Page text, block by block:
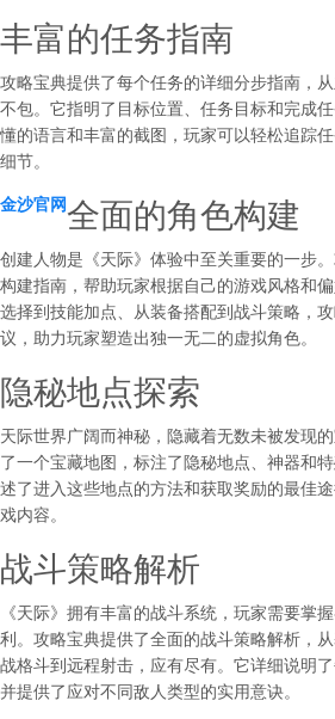
丰富的任务指南
攻略宝典提供了每个任务的详细分步指南，
不包。它指明了目标位置、任务目标和完成
懂的语言和丰富的截图，玩家可以轻松追踪
细节。
金沙官网全面的角色构建
创建人物是《天际》体验中至关重要的一步
构建指南，帮助玩家根据自己的游戏风格和
选择到技能加点、从装备搭配到战斗策略，
议，助力玩家塑造出独一无二的虚拟角色。
隐秘地点探索
天际世界广阔而神秘，隐藏着无数未被发现
了一个宝藏地图，标注了隐秘地点、神器和
述了进入这些地点的方法和获取奖励的最佳
戏内容。
战斗策略解析
《天际》拥有丰富的战斗系统，玩家需要掌
利。攻略宝典提供了全面的战斗策略解析，
战格斗到远程射击，应有尽有。它详细说明
并提供了应对不同敌人类型的实用意诀。